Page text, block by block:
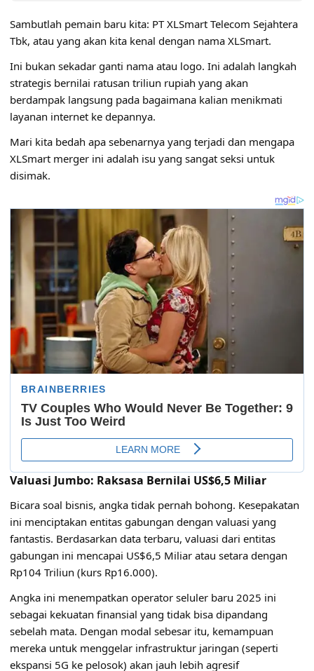
Sambutlah pemain baru kita: PT XLSmart Telecom Sejahtera
Tbk, atau yang akan kita kenal dengan nama XLSmart.
Ini bukan sekadar ganti nama atau logo. Ini adalah langkah
strategis bernilai ratusan triliun rupiah yang akan
berdampak langsung pada bagaimana kalian menikmati
layanan internet ke depannya.
Mari kita bedah apa sebenarnya yang terjadi dan mengapa
XLSmart merger ini adalah isu yang sangat seksi untuk
disimak.
Valuasi Jumbo: Raksasa Bernilai US$6,5 Miliar
Bicara soal bisnis, angka tidak pernah bohong. Kesepakatan
ini menciptakan entitas gabungan dengan valuasi yang
fantastis. Berdasarkan data terbaru, valuasi dari entitas
gabungan ini mencapai US$6,5 Miliar atau setara dengan
Rp104 Triliun (kurs Rp16.000).
Angka ini menempatkan operator seluler baru 2025 ini
sebagai kekuatan finansial yang tidak bisa dipandang
sebelah mata. Dengan modal sebesar itu, kemampuan
mereka untuk menggelar infrastruktur jaringan (seperti
ekspansi 5G ke pelosok) akan jauh lebih agresif